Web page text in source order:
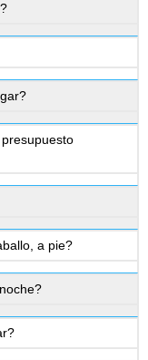
a pie?